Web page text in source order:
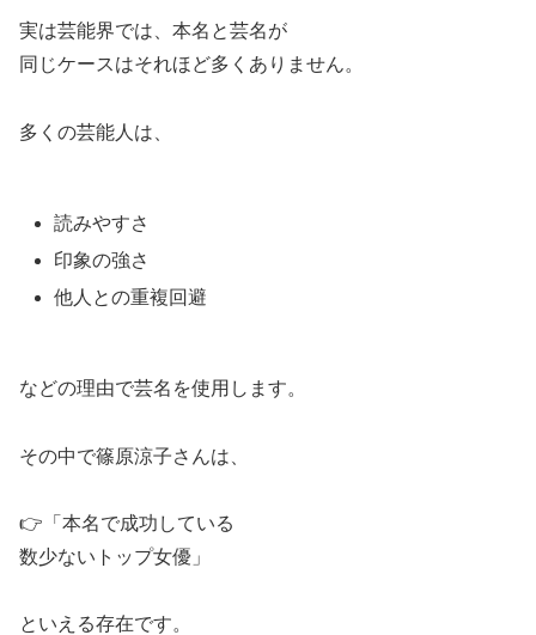
実は芸能界では、本名と芸名が
同じケースはそれほど多くありません。
多くの芸能人は、
読みやすさ
印象の強さ
他人との重複回避
などの理由で芸名を使用します。
その中で篠原涼子さんは、
👉「本名で成功している
数少ないトップ女優」
といえる存在です。